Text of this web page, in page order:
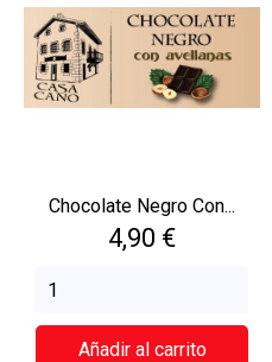
Chocolate Negro Con...
Precio
4,90 €
Añadir al carrito